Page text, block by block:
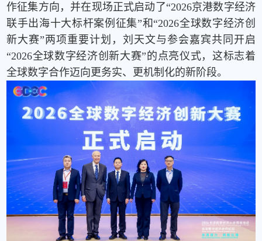
作征集方向，并在现场正式启动了“2026京港数字经济
联手出海十大标杆案例征集”和 “2026全球数字经济创
新大赛”两项重要计划，刘天文与参会嘉宾共同开启
“2026全球数字经济创新大赛”的点亮仪式，这标志着
全球数字合作迈向更务实、更机制化的新阶段。